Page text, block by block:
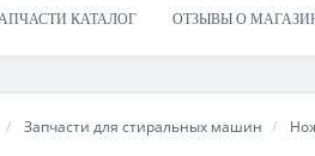
КАТАЛОГ ОТЗЫВЫ О
Запчасти для стиральных машин